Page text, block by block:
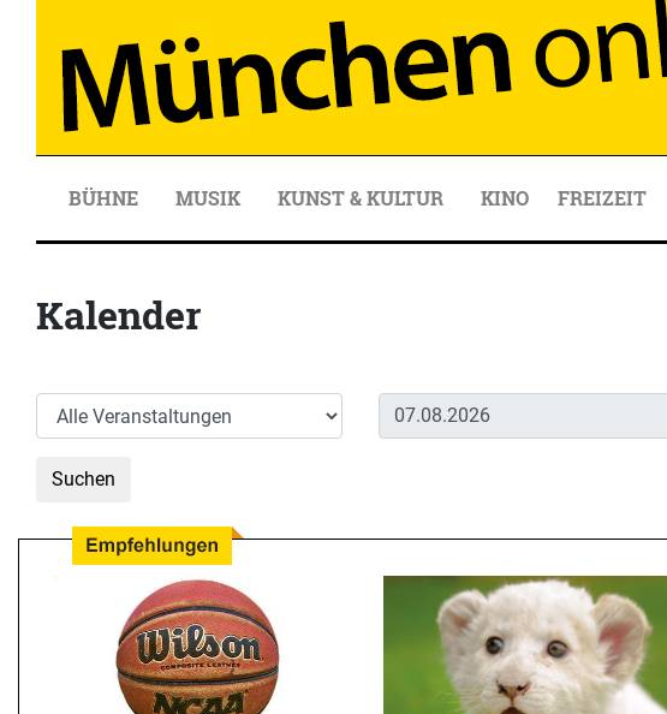
BÜHNE MUSIK KUNST & KULTUR KINO FREIZEIT
Kalender